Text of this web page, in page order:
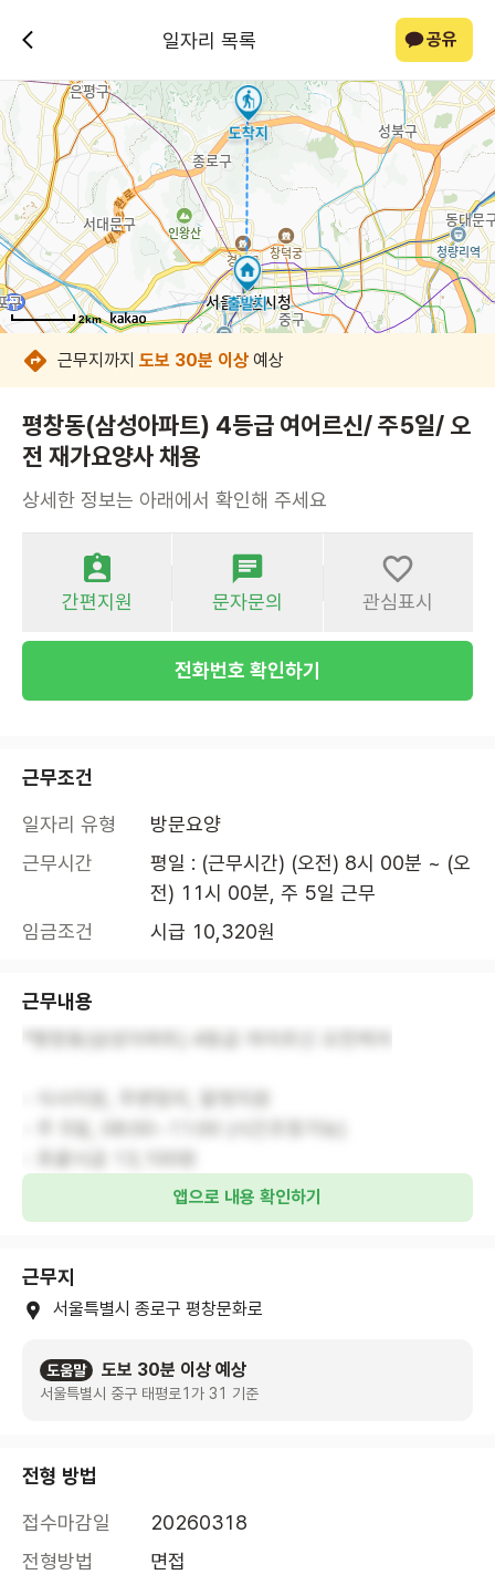
일자리 목록 공유
2km
2km
2km
2km
2km
2km
2km
근무지까지 도보 30분 이상 예상
평창동(삼성아파트) 4등급 여어르신/ 주5일/ 오
전 재가요양사 채용
상세한 정보는 아래에서 확인해 주세요
간편지원 문자문의 관심표시
전화번호 확인하기
근무조건
일자리 유형
방문요양
근무시간
평일 : (근무시간) (오전) 8시 00분 ~ (오
전) 11시 00분, 주 5일 근무
임금조건
시급 10,320원
근무내용
앱으로 내용 확인하기
근무지
서울특별시 종로구 평창문화로
도움말 도보 30분 이상 예상
서울특별시 중구 태평로1가 31 기준
전형 방법
접수마감일
20260318
전형방법
면접